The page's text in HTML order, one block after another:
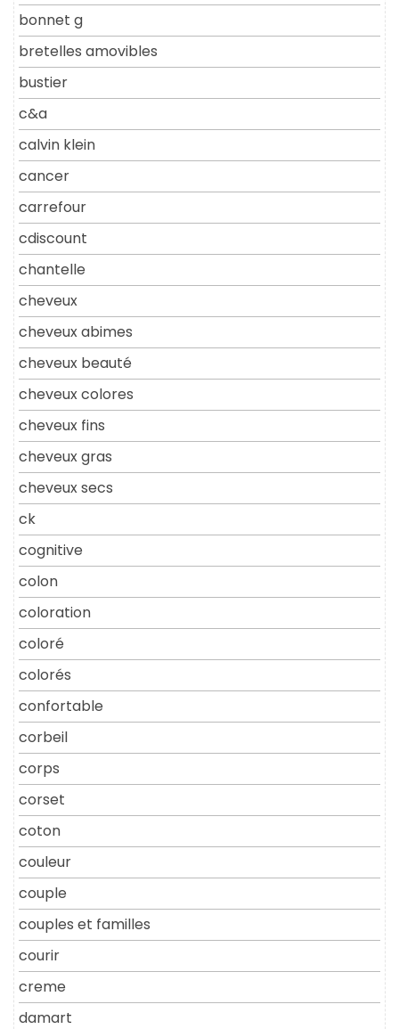
bonnet g
bretelles amovibles
bustier
c&a
calvin klein
cancer
carrefour
cdiscount
chantelle
cheveux
cheveux abimes
cheveux beauté
cheveux colores
cheveux fins
cheveux gras
cheveux secs
ck
cognitive
colon
coloration
coloré
colorés
confortable
corbeil
corps
corset
coton
couleur
couple
couples et familles
courir
creme
damart